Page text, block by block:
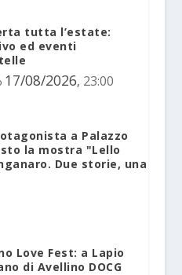
tutta l’estate:
ed eventi
17/08/2026, 23:00
a Palazzo
la mostra "Lello
Due storie, una
Love Fest: a Lapio
di Avellino DOCG